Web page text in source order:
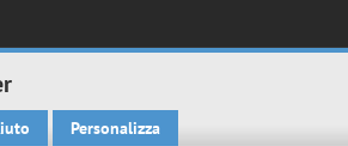
Personalizza